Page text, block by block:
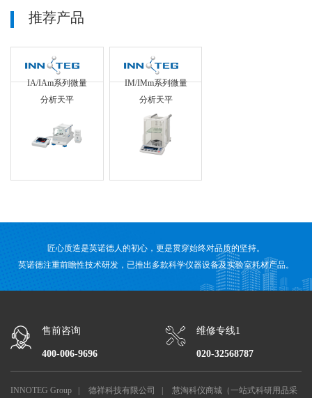
推荐产品
IA/IAm系列微量
分析天平
IM/IMm系列微量
分析天平
匠心质造是英诺德人的初心，更是贯穿始终对品质的坚持。
英诺德注重前瞻性技术研发，已推出多款科学仪器设备及实验室耗材产品。
售前咨询
400-006-9696
维修专线1
020-32568787
INNOTEG Group 德祥科技有限公司 慧淘科仪商城（一站式科研用品采